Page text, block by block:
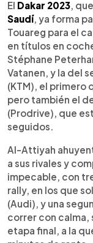
El Dakar 2023,
Saudí, ya forma
Touareg para el
en títulos en
Stéphane
Vatanen, y la del
(KTM), el primero
pero también el
(Prodrive), que
seguidos.
Al-Attiyah
a sus rivales y
impecable, con
rally, en los que
(Audi), y una
correr con calma,
etapa final, a la